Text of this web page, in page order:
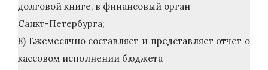
долговой книге, в финансовый орган
Санкт-Петербурга;
8) Ежемесячно составляет и представляет отчет о
кассовом исполнении бюджета